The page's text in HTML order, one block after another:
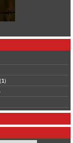
(1)